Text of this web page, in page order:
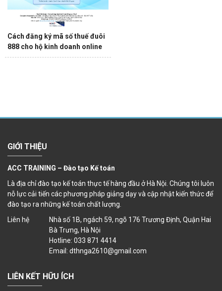
Cách đăng ký mã số thuế đuôi
888 cho hộ kinh doanh online
GIỚI THIỆU
ACC TRAINING – Đào tạo Kế toán
Là địa chỉ đào tạo kế toán thực tế hàng đầu ở Hà Nội. Chúng tôi luôn
nỗ lực cải tiến các phương pháp giảng dạy và cập nhật kiến thức để
đào tạo ra những kế toán chất lượng.
Liên hệ
Nhà số 1B, ngách 59, ngõ 176 Trương Định, Quận Hai
Bà Trưng, Hà Nội
Hotline: 033 871 4414
Email: dthnga2610@gmail.com
LIÊN KẾT HỮU ÍCH